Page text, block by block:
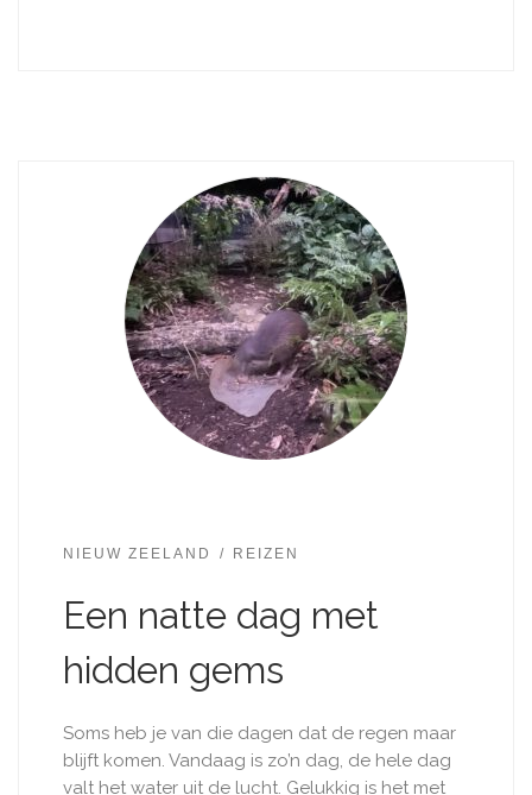
NIEUW ZEELAND REIZEN
Een natte dag met
hidden gems
Soms heb je van die dagen dat de regen maar
blijft komen. Vandaag is zo’n dag, de hele dag
valt het water uit de lucht. Gelukkig is het met